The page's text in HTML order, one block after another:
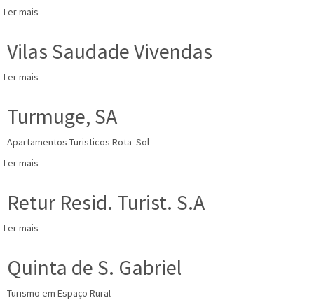
Club
Ler mais
Rosada
Vilas Saudade Vivendas
Ler mais
Saudade
Turmuge, SA
Apartamentos Turisticos Rota Sol
Ler mais
SA
Retur Resid. Turist. S.A
Ler mais
Resid.
S.A
Quinta de S. Gabriel
Turismo em Espaço Rural